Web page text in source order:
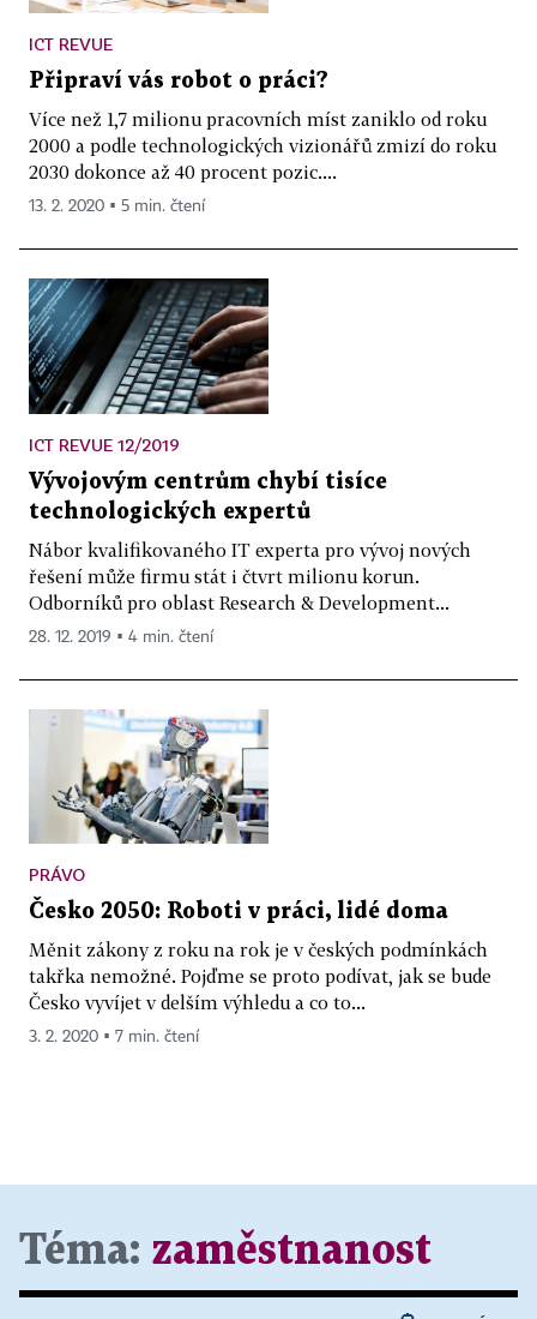
ICT REVUE
Připraví vás robot o práci?
Více než 1,7 milionu pracovních míst zaniklo od roku
2000 a podle technologických vizionářů zmizí do roku
2030 dokonce až 40 procent pozic....
13. 2. 2020 ▪ 5 min. čtení
ICT REVUE 12/2019
Vývojovým centrům chybí tisíce
technologických expertů
Nábor kvalifikovaného IT experta pro vývoj nových
řešení může firmu stát i čtvrt milionu korun.
Odborníků pro oblast Research & Development...
28. 12. 2019 ▪ 4 min. čtení
PRÁVO
Česko 2050: Roboti v práci, lidé doma
Měnit zákony z roku na rok je v českých podmínkách
takřka nemožné. Pojďme se proto podívat, jak se bude
Česko vyvíjet v delším výhledu a co to...
3. 2. 2020 ▪ 7 min. čtení
Téma: zaměstnanost